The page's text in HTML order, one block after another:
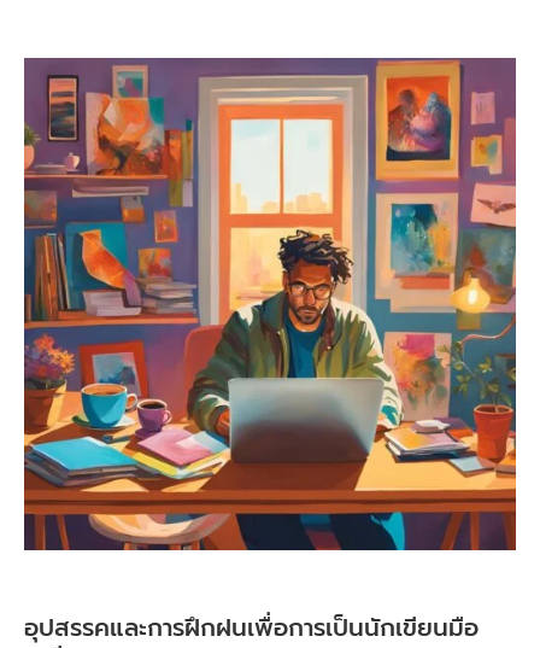
อุปสรรคและการฝึกฝนเพื่อการเป็นนักเขียนมือ